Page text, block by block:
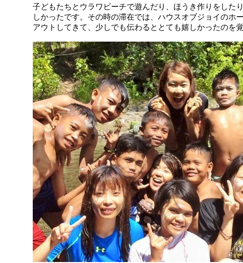
子どもたちとウラワビーチで遊んだり、ほうき作りをし
しかったです。その時の滞在では、ハウスオブジョイのホ
アウトしてきて、少しでも伝わるととても嬉しかったのを